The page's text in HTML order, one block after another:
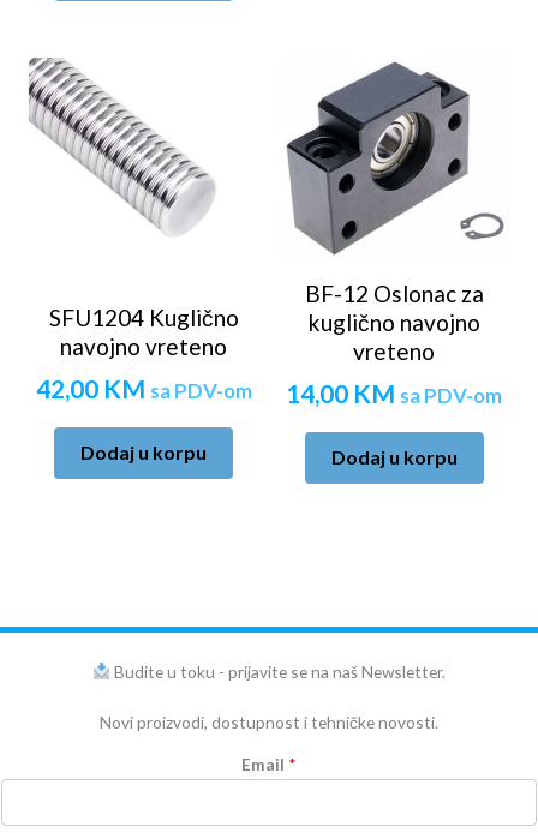
SFU1204 Kuglično
navojno vreteno
42,00 KM sa PDV-om
Dodaj u korpu
BF-12 Oslonac za
kuglično navojno
vreteno
14,00 KM sa PDV-om
Dodaj u korpu
Budite u toku - prijavite se na naš Newsletter.
Novi proizvodi, dostupnost i tehničke novosti.
Email *